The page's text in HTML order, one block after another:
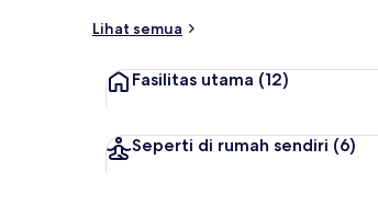
Lihat semua
Fasilitas utama (12)
Seperti di rumah sendiri (6)